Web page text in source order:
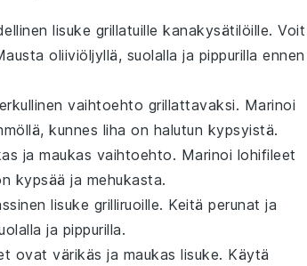
lisuke grillatuille kanakysätilöille. Voit
oliiviöljyllä, suolalla ja pippurilla ennen
vaihtoehto grillattavaksi. Marinoi
kunnes liha on halutun kypsyistä.
ja maukas vaihtoehto. Marinoi lohifileet
kypsää ja mehukasta.
lisuke grilliruoille. Keitä perunat ja
ja pippurilla.
ovat värikäs ja maukas lisuke. Käytä